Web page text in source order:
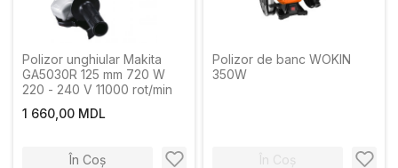
Polizor unghiular Makita
GA5030R 125 mm 720 W
220 - 240 V 11000 rot/min
1 660,00 MDL
În Coș
Polizor de banc WOKIN
350W
În Coș